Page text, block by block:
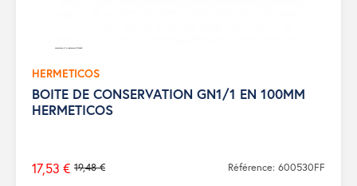
HERMETICOS
BOITE DE CONSERVATION GN1/1 EN 100MM
HERMETICOS
Prix
19,48 €
17,53 € Référence: 600530FF